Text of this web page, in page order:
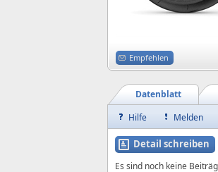
Empfehlen
Datenblatt
Hilfe Melden
Detail schreiben
Es sind noch keine